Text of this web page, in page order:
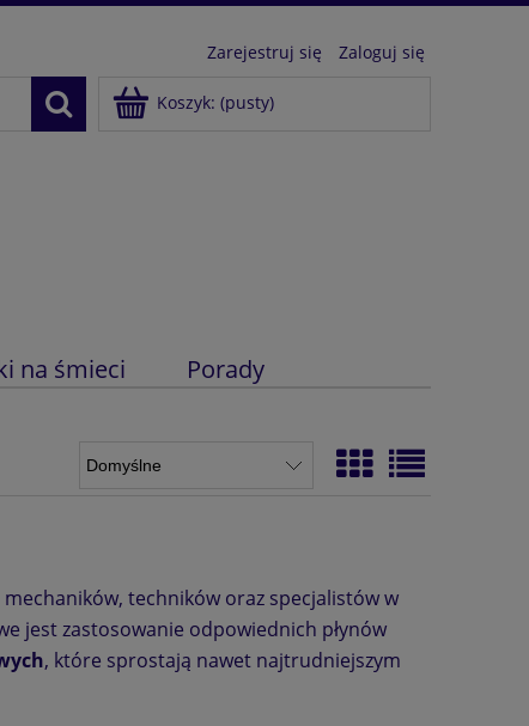
Zarejestruj się
Zaloguj się
Koszyk: (pusty)
na śmieci Porady
techników oraz specjalistów w
jest zastosowanie odpowiednich płynów
, które sprostają nawet najtrudniejszym